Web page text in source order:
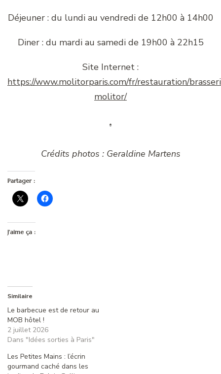
Déjeuner : du lundi au vendredi de 12h00 à 14h00
Diner : du mardi au samedi de 19h00 à 22h15
Site Internet :
https://www.molitorparis.com/fr/restauration/
molitor/
Crédits photos : Geraldine Martens
Partager :
J’aime ça :
Similaire
Le barbecue est de retour au
MOB hôtel !
2 juillet 2026
Dans "Idées sorties à Paris"
Les Petites Mains : l’écrin
gourmand caché dans les